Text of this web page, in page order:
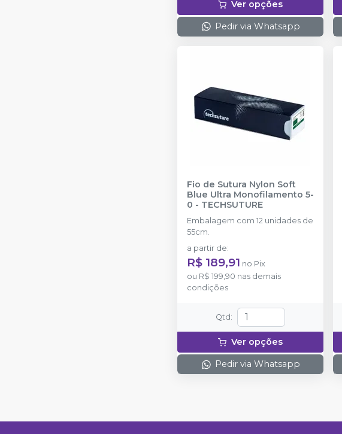
Ver opções
Pedir via Whatsapp
Fio de Sutura Nylon Soft
Blue Ultra Monofilamento 5-
0 - TECHSUTURE
Embalagem com 12 unidades de
55cm.
a partir de:
R$ 189,91 no Pix
ou R$ 199,90 nas demais
condições
Qtd :
Ver opções
Pedir via Whatsapp